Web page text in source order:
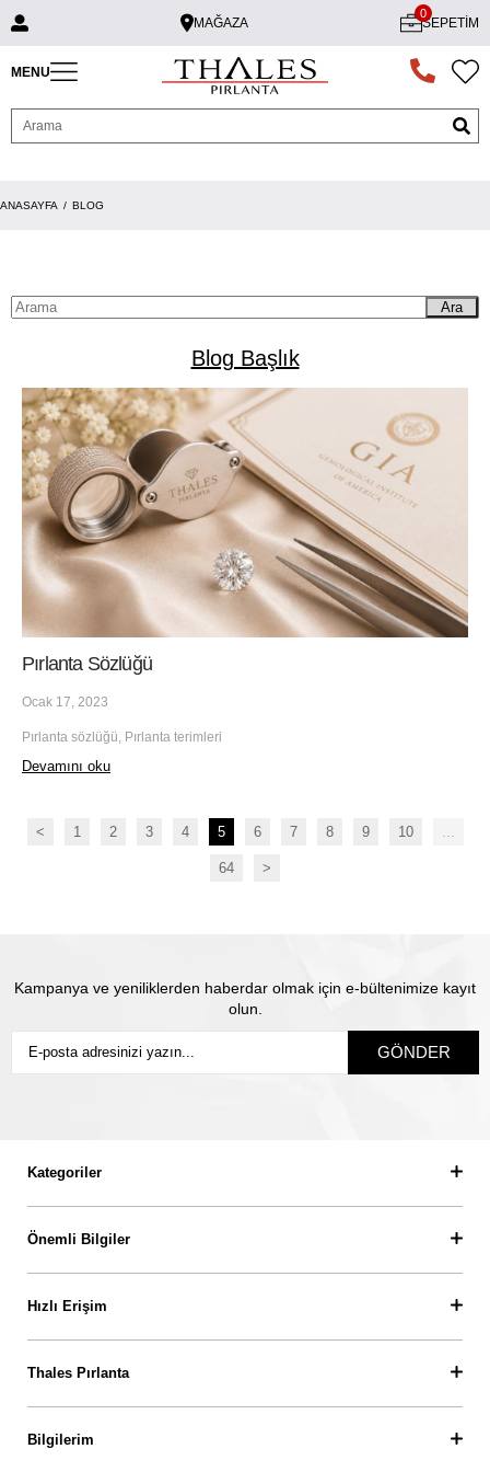
MAĞAZA SEPETIM
0
MENU
ANASAYFA BLOG
Ara
Blog Başlık
Pırlanta Sözlüğü
Ocak 17, 2023
Pırlanta sözlüğü, Pırlanta terimleri
Devamını oku
< 1 2 3 4 5 6 7 8 9 10
64 >
Kampanya ve yeniliklerden haberdar olmak için e-bültenimize kayıt
olun.
GÖNDER
Kategoriler
Önemli Bilgiler
Hızlı Erişim
Thales Pırlanta
Bilgilerim